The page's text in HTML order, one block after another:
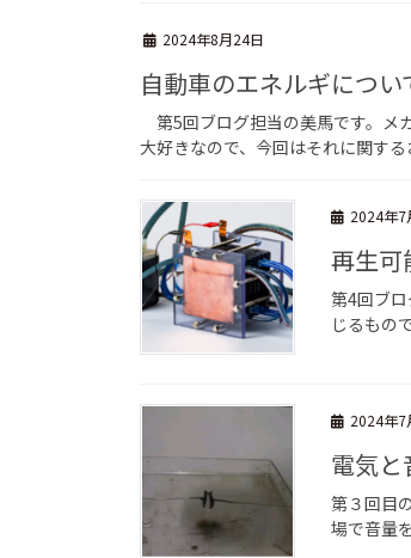
2024年8月24日
自動車のエネルギにつ
第5回ブログ担当の美馬です。メ
大好きなので、今回はそれに関
2024年7
再生可
第4回ブ
じるもの
2024年7
電気と
第３回目
場で音量